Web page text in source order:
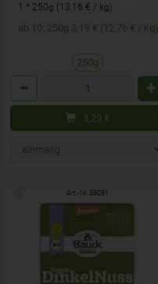
1 * 250g (13,16 € / kg)
ab 10: 250g 3,19 € (12,76 € / kg)
250g
3,29 €
Art.-Nr. 38081